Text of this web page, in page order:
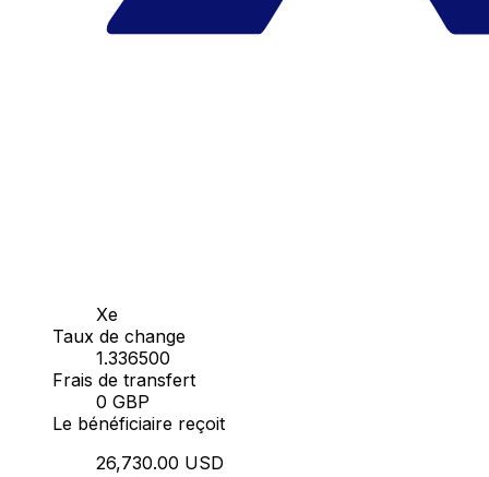
Xe
Taux de change
1.336500
Frais de transfert
0 GBP
Le bénéficiaire reçoit
26,730.00 USD